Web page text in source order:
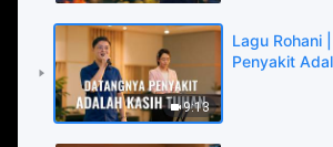
9:13
Lagu Rohani
Penyakit